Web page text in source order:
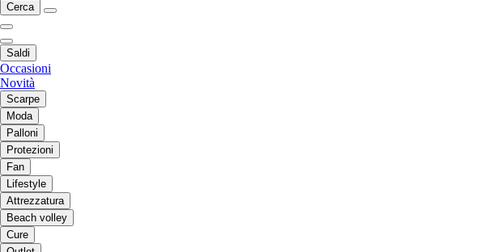
Cerca
Saldi
Occasioni
Novità
Scarpe
Moda
Palloni
Protezioni
Fan
Lifestyle
Attrezzatura
Beach volley
Cure